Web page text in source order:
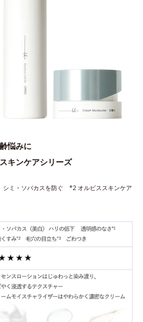
悩みに
キンケアシリーズ
シミ・ソバカスを防ぐ *2 オルビススキンケア